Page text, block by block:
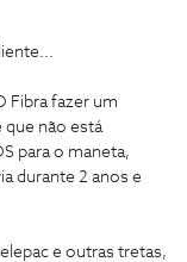
Fibra fazer um
não está
para o maneta,
durante 2 anos e
e outras tretas,